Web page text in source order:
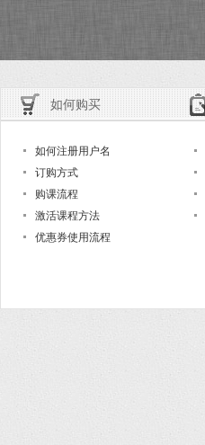
如何购买
如何注册用户名
订购方式
购课流程
激活课程方法
优惠券使用流程